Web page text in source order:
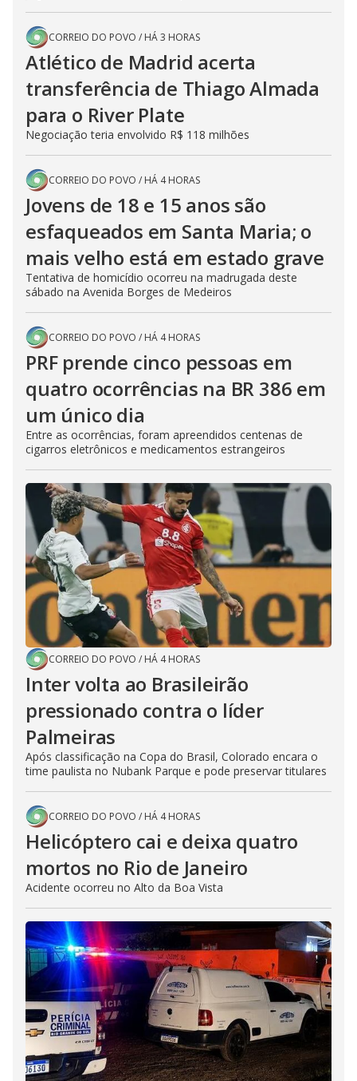
CORREIO DO POVO / HÁ 3 HORAS
Atlético de Madrid acerta
transferência de Thiago Almada
para o River Plate
Negociação teria envolvido R$ 118 milhões
CORREIO DO POVO / HÁ 4 HORAS
Jovens de 18 e 15 anos são
esfaqueados em Santa Maria; o
mais velho está em estado grave
Tentativa de homicídio ocorreu na madrugada deste
sábado na Avenida Borges de Medeiros
CORREIO DO POVO / HÁ 4 HORAS
PRF prende cinco pessoas em
quatro ocorrências na BR 386 em
um único dia
Entre as ocorrências, foram apreendidos centenas de
cigarros eletrônicos e medicamentos estrangeiros
CORREIO DO POVO / HÁ 4 HORAS
Inter volta ao Brasileirão
pressionado contra o líder
Palmeiras
Após classificação na Copa do Brasil, Colorado encara o
time paulista no Nubank Parque e pode preservar titulares
CORREIO DO POVO / HÁ 4 HORAS
Helicóptero cai e deixa quatro
mortos no Rio de Janeiro
Acidente ocorreu no Alto da Boa Vista